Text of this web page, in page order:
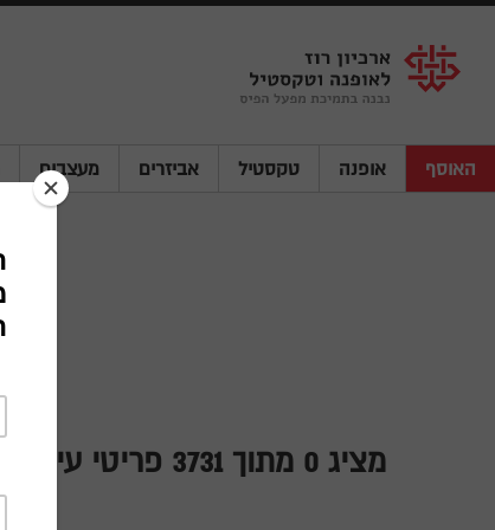
Shenkar
Logo
האוסף אופנה טקסטיל אביזרים מעצבים
מציג 0 מתוך 3731 פריטי עיצוב